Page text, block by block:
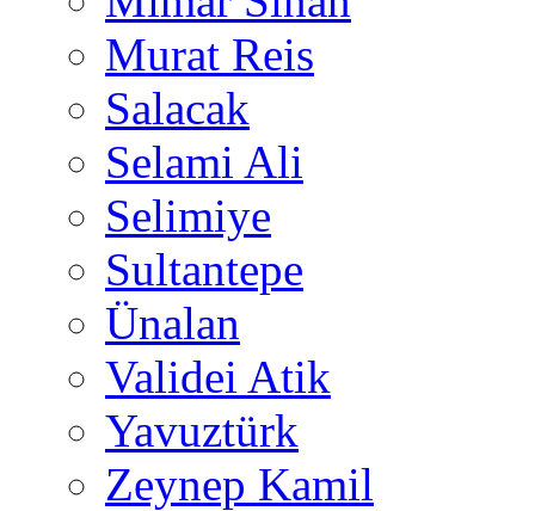
Murat Reis
Salacak
Selami Ali
Selimiye
Sultantepe
Ünalan
Validei Atik
Yavuztürk
Zeynep Kamil